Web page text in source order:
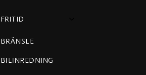
FRITID
BRÄNSLE
BILINREDNING